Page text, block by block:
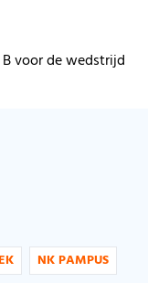
voor de wedstrijd
NK PAMPUS